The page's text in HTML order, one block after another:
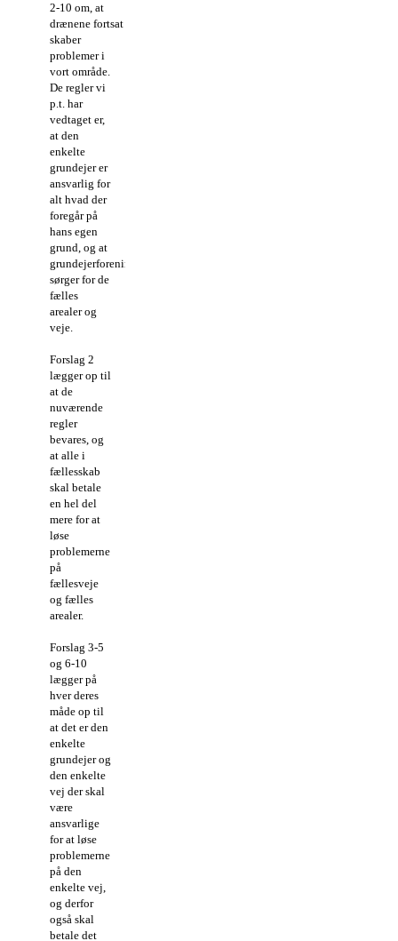
2-10 om, at
drænene fortsat
skaber
problemer i
vort område.
De regler vi
p.t. har
vedtaget er,
at den
enkelte
grundejer er
ansvarlig for
alt hvad der
foregår på
hans egen
grund, og at
grundejerforeningen
sørger for de
fælles
arealer og
veje.
Forslag 2
lægger op til
at de
nuværende
regler
bevares, og
at alle i
fællesskab
skal betale
en hel del
mere for at
løse
problemerne
på
fællesveje
og fælles
arealer.
Forslag 3-5
og 6-10
lægger på
hver deres
måde op til
at det er den
enkelte
grundejer og
den enkelte
vej der skal
være
ansvarlige
for at løse
problemerne
på den
enkelte vej,
og derfor
også skal
betale det